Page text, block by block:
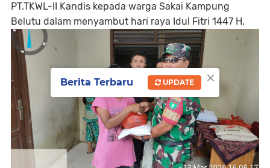
PT.TKWL-II Kandis kepada warga Sakai Kampung
Belutu dalam menyambut hari raya Idul Fitri 1447 H.
×
Berita Terbaru UPDATE